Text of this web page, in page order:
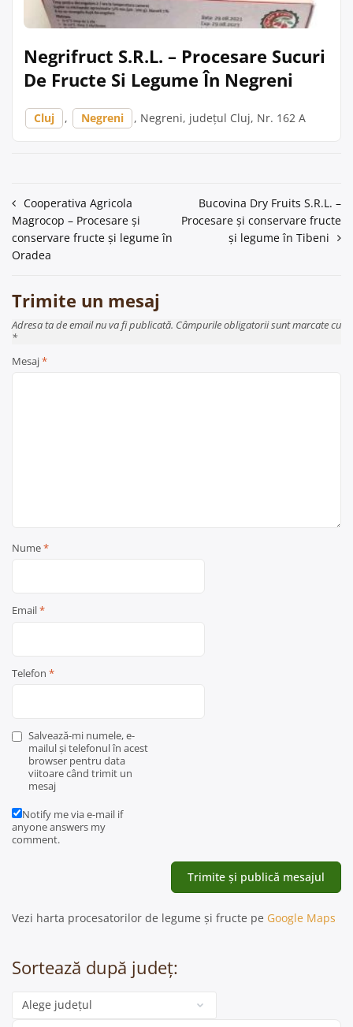
Negrifruct S.R.L. – Procesare Sucuri
De Fructe Si Legume În Negreni
Cluj , Negreni , Negreni, județul Cluj, Nr. 162 A
Navigare
în
articole
Cooperativa Agricola
Magrocop – Procesare și
conservare fructe și legume în
Oradea
Bucovina Dry Fruits S.R.L. –
Procesare și conservare fructe
și legume în Tibeni
Trimite un mesaj
Adresa ta de email nu va fi publicată. Câmpurile obligatorii sunt marcate cu
*
Mesaj*
Nume*
Email*
Telefon *
Salvează-mi numele, e-
mailul și telefonul în acest
browser pentru data
viitoare când trimit un
mesaj
Notify me via e-mail if
anyone answers my
comment.
Vezi harta procesatorilor de legume și fructe pe Google Maps
Sortează după județ:
Categorie